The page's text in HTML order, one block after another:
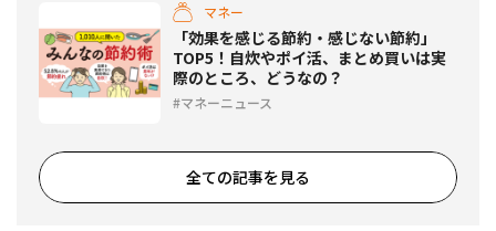
マネー
「効果を感じる節約・感じない節約」
TOP5！自炊やポイ活、まとめ買いは実
際のところ、どうなの？
マネーニュース
全ての記事を見る